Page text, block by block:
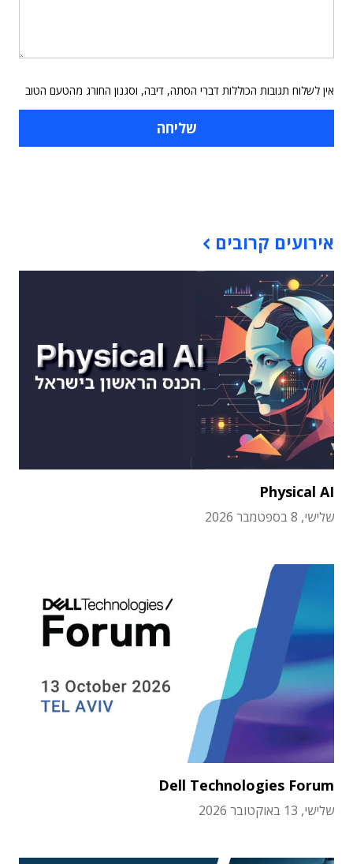
אין לשלוח תגובות הכוללות דברי הסתה, דיבה, וסגנון החורג מהטעם הטוב
אירועים קרובים
Physical AI
שלישי, 8 בספטמבר 2026
Dell Technologies Forum
שלישי, 13 באוקטובר 2026